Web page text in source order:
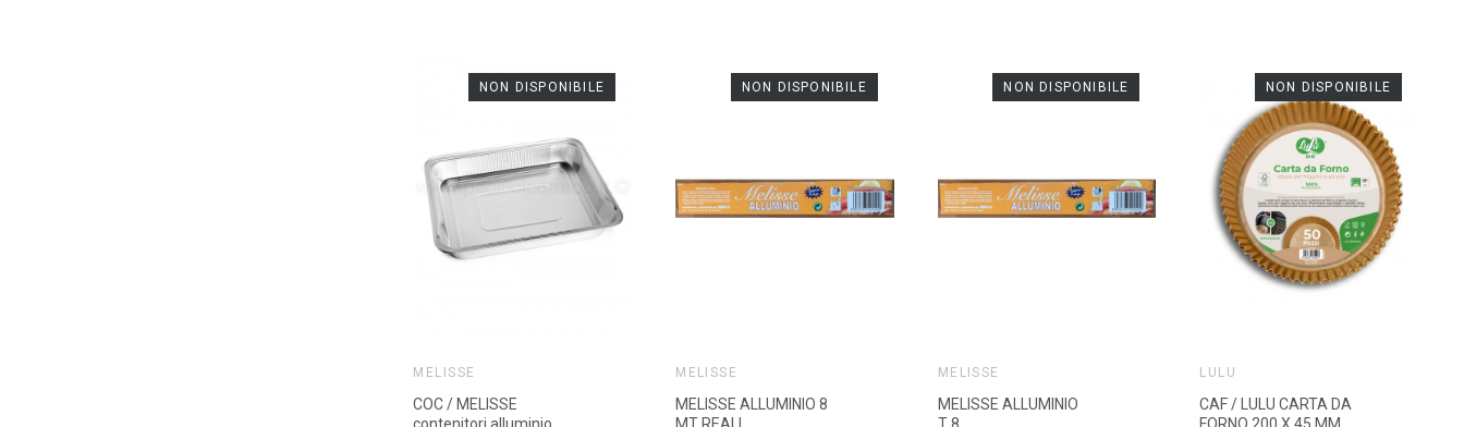
MELISSE
COC / MELISSE
contenitori alluminio
NON DISPONIBILE
MELISSE
MELISSE ALLUMINIO 8
MT REALI
NON DISPONIBILE
MELISSE
MELISSE ALLUMINIO
T 8
NON DISPONIBILE
LULÙ
CAF / LULU CARTA DA
FORNO 200 X 45 MM
NON DISPONIBILE